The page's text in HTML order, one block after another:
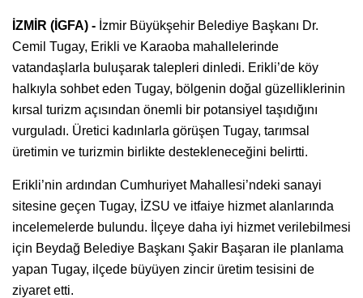
İZMİR (İGFA) - İzmir Büyükşehir Belediye Başkanı Dr.
Cemil Tugay, Erikli ve Karaoba mahallelerinde
vatandaşlarla buluşarak talepleri dinledi. Erikli’de köy
halkıyla sohbet eden Tugay, bölgenin doğal güzelliklerinin
kırsal turizm açısından önemli bir potansiyel taşıdığını
vurguladı. Üretici kadınlarla görüşen Tugay, tarımsal
üretimin ve turizmin birlikte destekleneceğini belirtti.
Erikli’nin ardından Cumhuriyet Mahallesi’ndeki sanayi
sitesine geçen Tugay, İZSU ve itfaiye hizmet alanlarında
incelemelerde bulundu. İlçeye daha iyi hizmet verilebilmesi
için Beydağ Belediye Başkanı Şakir Başaran ile planlama
yapan Tugay, ilçede büyüyen zincir üretim tesisini de
ziyaret etti.